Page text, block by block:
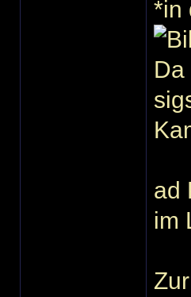
*in
Da
ad
im